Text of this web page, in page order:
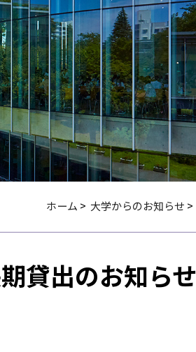
ホーム > 大学からのお知らせ >
貸出のお知らせ